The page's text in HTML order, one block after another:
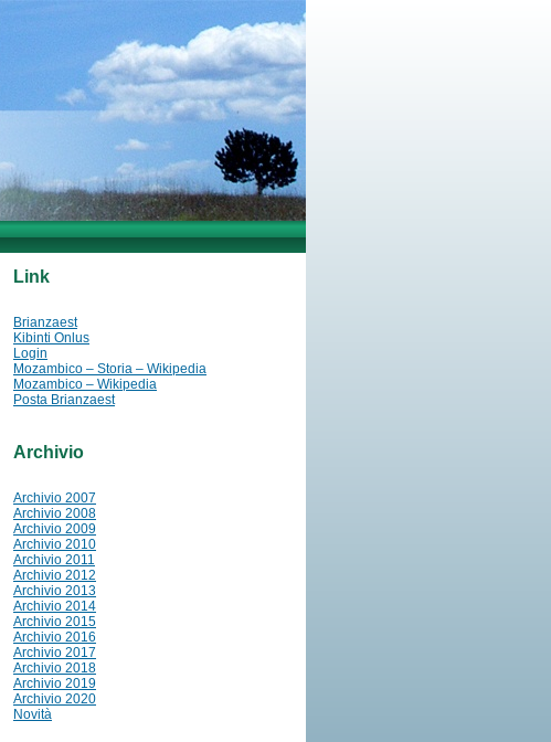
Link
Brianzaest
Kibinti Onlus
Login
Mozambico – Storia – Wikipedia
Mozambico – Wikipedia
Posta Brianzaest
Archivio
Archivio 2007
Archivio 2008
Archivio 2009
Archivio 2010
Archivio 2011
Archivio 2012
Archivio 2013
Archivio 2014
Archivio 2015
Archivio 2016
Archivio 2017
Archivio 2018
Archivio 2019
Archivio 2020
Novità